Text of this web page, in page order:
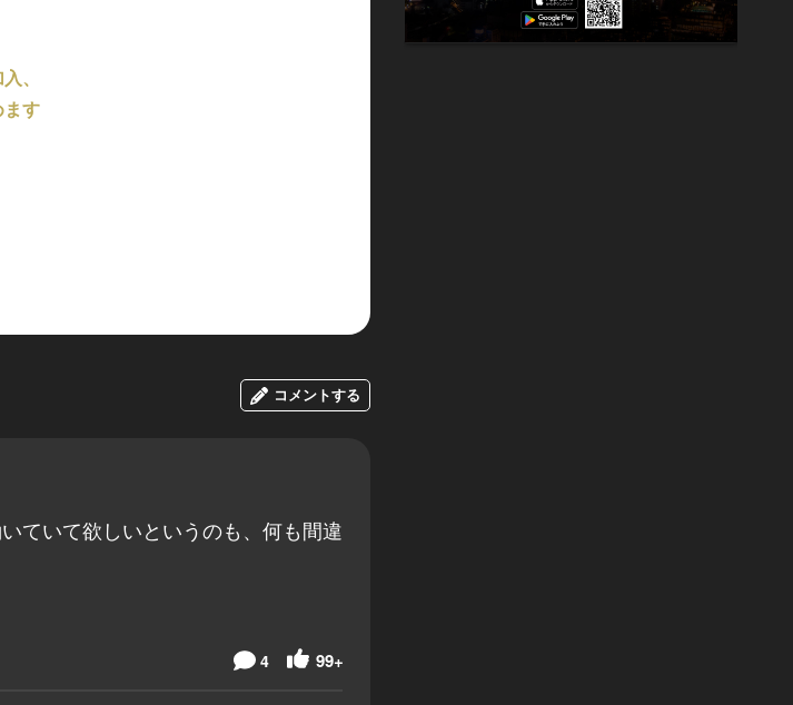
、
す
コメントする
ていて欲しいというのも、何も間違
99+
4